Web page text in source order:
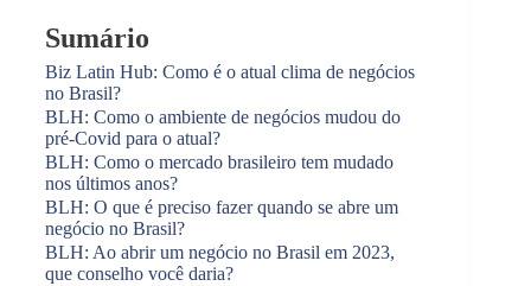
Sumário
Biz Latin Hub: Como é o atual clima de negócios
no Brasil?
BLH: Como o ambiente de negócios mudou do
pré-Covid para o atual?
BLH: Como o mercado brasileiro tem mudado
nos últimos anos?
BLH: O que é preciso fazer quando se abre um
negócio no Brasil?
BLH: Ao abrir um negócio no Brasil em 2023,
que conselho você daria?